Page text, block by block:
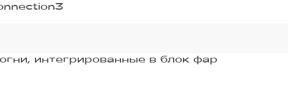
интегрированные в блок фар